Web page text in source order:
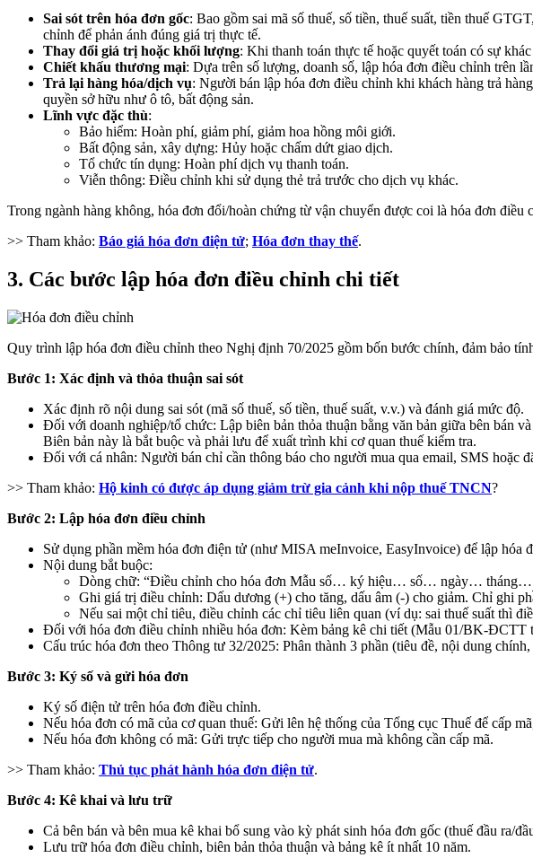
Sai sót trên hóa đơn gốc: Bao gồm sai mã số thuế, số tiền, thuế suất, tiền thuế
chỉnh để phản ánh đúng giá trị thực tế.
Thay đổi giá trị hoặc khối lượng: Khi thanh toán thực tế hoặc quyết toán có sự
Chiết khấu thương mại: Dựa trên số lượng, doanh số, lập hóa đơn điều chỉnh trên
Trả lại hàng hóa/dịch vụ: Người bán lập hóa đơn điều chỉnh khi khách hàng trả
quyền sở hữu như ô tô, bất động sản.
Lĩnh vực đặc thù:
Bảo hiểm: Hoàn phí, giảm phí, giảm hoa hồng môi giới.
Bất động sản, xây dựng: Hủy hoặc chấm dứt giao dịch.
Tổ chức tín dụng: Hoàn phí dịch vụ thanh toán.
Viễn thông: Điều chỉnh khi sử dụng thẻ trả trước cho dịch vụ khác.
Trong ngành hàng không, hóa đơn đổi/hoàn chứng từ vận chuyển được coi là hóa đơn
>> Tham khảo: Báo giá hóa đơn điện tử; Hóa đơn thay thế.
3. Các bước lập hóa đơn điều chỉnh chi tiết
Quy trình lập hóa đơn điều chỉnh theo Nghị định 70/2025 gồm bốn bước chính, đảm bảo
Bước 1: Xác định và thỏa thuận sai sót
Xác định rõ nội dung sai sót (mã số thuế, số tiền, thuế suất, v.v.) và đánh giá mức độ.
Đối với doanh nghiệp/tổ chức: Lập biên bản thỏa thuận bằng văn bản giữa bên bán
Biên bản này là bắt buộc và phải lưu để xuất trình khi cơ quan thuế kiểm tra.
Đối với cá nhân: Người bán chỉ cần thông báo cho người mua qua email, SMS hoặc
>> Tham khảo: Hộ kinh có được áp dụng giảm trừ gia cảnh khi nộp thuế TNCN?
Bước 2: Lập hóa đơn điều chỉnh
Sử dụng phần mềm hóa đơn điện tử (như MISA meInvoice, EasyInvoice) để lập hóa
Nội dung bắt buộc:
Dòng chữ: “Điều chỉnh cho hóa đơn Mẫu số… ký hiệu… số… ngày… tháng…
Ghi giá trị điều chỉnh: Dấu dương (+) cho tăng, dấu âm (-) cho giảm. Chỉ ghi
Nếu sai một chỉ tiêu, điều chỉnh các chỉ tiêu liên quan (ví dụ: sai thuế suất thì
Đối với hóa đơn điều chỉnh nhiều hóa đơn: Kèm bảng kê chi tiết (Mẫu 01/BK-ĐCTT
Cấu trúc hóa đơn theo Thông tư 32/2025: Phân thành 3 phần (tiêu đề, nội dung
Bước 3: Ký số và gửi hóa đơn
Ký số điện tử trên hóa đơn điều chỉnh.
Nếu hóa đơn có mã của cơ quan thuế: Gửi lên hệ thống của Tổng cục Thuế để cấp
Nếu hóa đơn không có mã: Gửi trực tiếp cho người mua mà không cần cấp mã.
>> Tham khảo: Thủ tục phát hành hóa đơn điện tử.
Bước 4: Kê khai và lưu trữ
Cả bên bán và bên mua kê khai bổ sung vào kỳ phát sinh hóa đơn gốc (thuế đầu ra/
Lưu trữ hóa đơn điều chỉnh, biên bản thỏa thuận và bảng kê ít nhất 10 năm.